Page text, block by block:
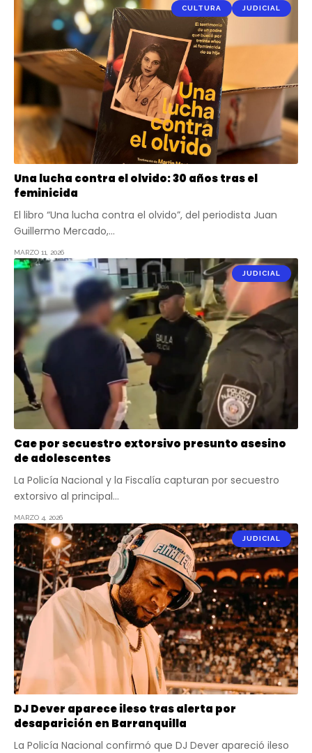
CULTURA JUDICIAL
Una lucha contra el olvido: 30 años tras el
feminicida
El libro “Una lucha contra el olvido”, del periodista Juan
Guillermo Mercado,…
MARZO 11, 2026
JUDICIAL
Cae por secuestro extorsivo presunto asesino
de adolescentes
La Policía Nacional y la Fiscalía capturan por secuestro
extorsivo al principal…
MARZO 4, 2026
JUDICIAL
DJ Dever aparece ileso tras alerta por
desaparición en Barranquilla
La Policía Nacional confirmó que DJ Dever apareció ileso